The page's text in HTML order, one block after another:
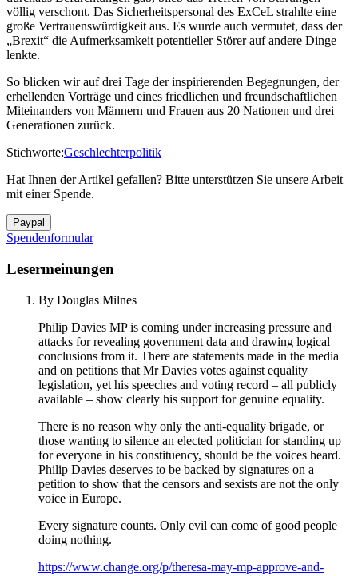
völlig verschont. Das Sicherheitspersonal des ExCeL strahlte eine
große Vertrauenswürdigkeit aus. Es wurde auch vermutet, dass der
„Brexit“ die Aufmerksamkeit potentieller Störer auf andere Dinge
lenkte.
So blicken wir auf drei Tage der inspirierenden Begegnungen, der
erhellenden Vorträge und eines friedlichen und freundschaftlichen
Miteinanders von Männern und Frauen aus 20 Nationen und drei
Generationen zurück.
Stichworte:Geschlechterpolitik
Hat Ihnen der Artikel gefallen? Bitte unterstützen Sie unsere Arbeit
mit einer Spende.
Spendenformular
Lesermeinungen
By Douglas Milnes
Philip Davies MP is coming under increasing pressure and
attacks for revealing government data and drawing logical
conclusions from it. There are statements made in the media
and on petitions that Mr Davies votes against equality
legislation, yet his speeches and voting record – all publicly
available – show clearly his support for genuine equality.
There is no reason why only the anti-equality brigade, or
those wanting to silence an elected politician for standing up
for everyone in his constituency, should be the voices heard.
Philip Davies deserves to be backed by signatures on a
petition to show that the censors and sexists are not the only
voice in Europe.
Every signature counts. Only evil can come of good people
doing nothing.
https://www.change.org/p/theresa-may-mp-approve-and-